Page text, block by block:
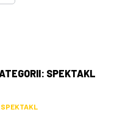
SPEKTAKL
SPEKTAKL